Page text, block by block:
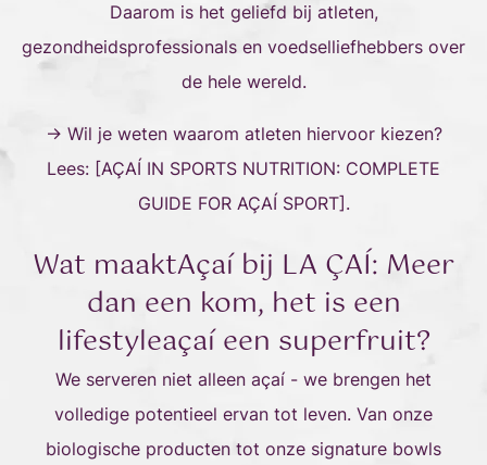
Daarom is het geliefd bij atleten,
gezondheidsprofessionals en voedselliefhebbers over
de hele wereld.
→ Wil je weten waarom atleten hiervoor kiezen?
Lees: [AÇAÍ IN SPORTS NUTRITION: COMPLETE
GUIDE FOR AÇAÍ SPORT].
Wat maaktAçaí bij LA ÇAÍ: Meer
dan een kom, het is een
lifestyleaçaí een superfruit?
We serveren niet alleen açaí - we brengen het
volledige potentieel ervan tot leven. Van onze
biologische producten tot onze signature bowls